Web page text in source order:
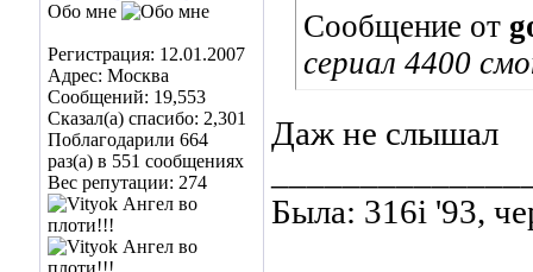
Обо мне
Регистрация: 12.01.2007
Адрес: Москва
Сообщений: 19,553
Сказал(а) спасибо: 2,301
Поблагодарили 664
раз(а) в 551 сообщениях
Вес репутации: 274
Сообщение от
сериал 4400
Даж не слышал
Была: 316i '93,